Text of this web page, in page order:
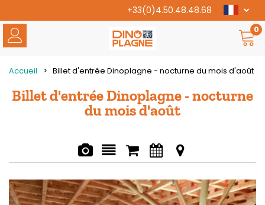
+33(0)4.50.48.48.68
0
Accueil > Billet d'entrée Dinoplagne - nocturne du mois d'août
Billet d'entrée Dinoplagne - nocturne
du mois d'août